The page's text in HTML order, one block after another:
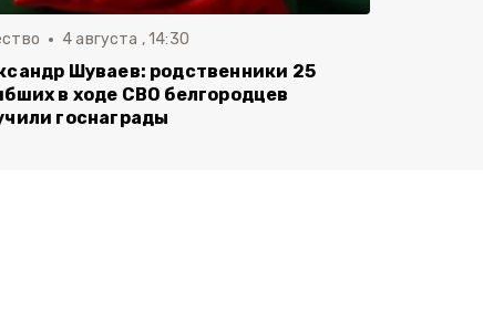
4 августа , 14:30
Шуваев: родственники 25
в ходе СВО белгородцев
госнаграды